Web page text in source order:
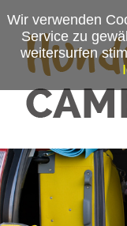
Wir verwenden
Service zu
weitersurfen